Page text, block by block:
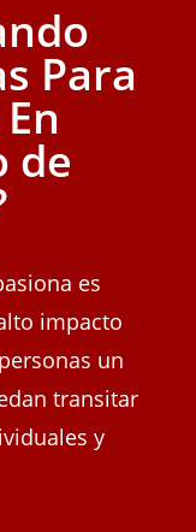
Para
de
es
impacto
un
transitar
y